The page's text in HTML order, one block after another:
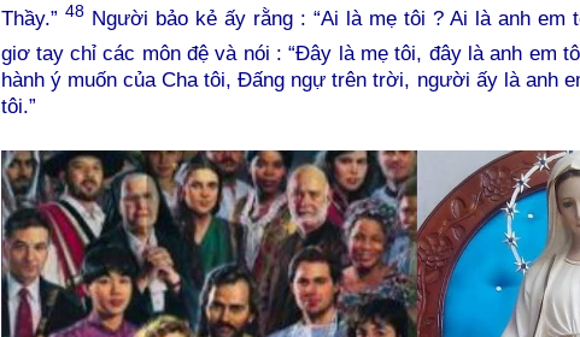
Thầy.” 48Người bảo kẻ ấy rằng : “Ai là mẹ tôi ? Ai là anh em
giơ tay chỉ các môn đệ và nói : “Đây là mẹ tôi, đây là anh em
hành ý muốn của Cha tôi, Đấng ngự trên trời, người ấy là anh
tôi.”